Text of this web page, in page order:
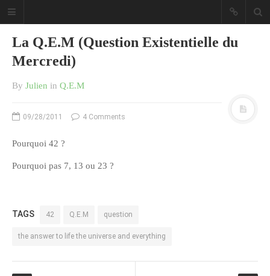
CATÉGORIES
Culture
Ma Vie.com
La Q.E.M (Question Existentielle du
Mercredi)
By Julien in Q.E.M
09/28/2011 4 Comments
Pourquoi 42 ?
Pourquoi pas 7, 13 ou 23 ?
TAGS 42 Q.E.M question
the answer to life the universe and everything